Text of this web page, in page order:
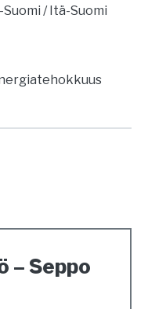
Itä-Suomi
– Seppo